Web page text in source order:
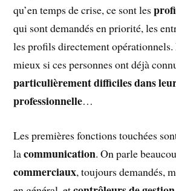
qu’en temps de crise, ce sont les
qui sont demandés en priorité, les
les profils directement opérationnels.
mieux si ces personnes ont déjà
particulièrement difficiles dans
professionnelle…
Les premières fonctions touchées
lacommunication. On parle
commerciaux, toujours demandés,